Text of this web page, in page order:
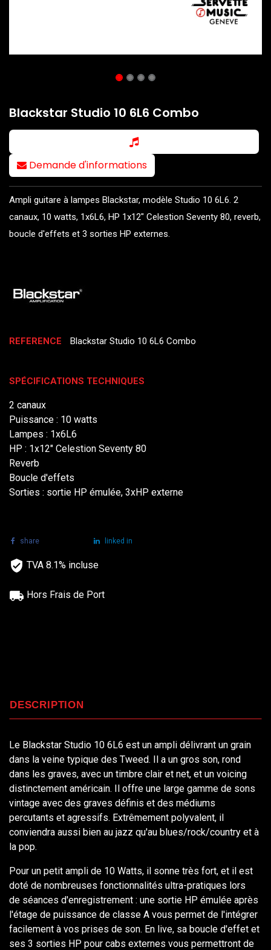
Blackstar Studio 10 6L6 Combo
Demande d'informations
Ampli guitare à lampes Blackstar, modèle Studio 10 6L6. 2
canaux, 10 watts, 1x6L6, HP 1x12" Celestion Seventy 80, reverb,
boucle d'effets et 3 sorties HP externes.
REFERENCE Blackstar Studio 10 6L6 Combo
SPÉCIFICATIONS TECHNIQUES
2 canaux
Puissance : 10 watts
Lampes : 1x6L6
HP : 1x12" Celestion Seventy 80
Reverb
Boucle d'effets
Sorties : sortie HP émulée, 3xHP externe
share linked in
TVA 8.1% incluse
Hors Frais de Port
DESCRIPTION
Le Blackstar Studio 10 6L6 est un ampli délivrant un grain
dans la veine typique des Tweed. Il a un gros son, rond
dans les graves, avec un timbre clair et net, et un voicing
distinctement américain. Il offre une large gamme de sons
vintage avec des graves définis et des médiums
percutants et agressifs. Extrêmement polyvalent, il
conviendra aussi bien au jazz qu'au blues/rock/country et à
la pop.
Pour un petit ampli de 10 Watts, il sonne très fort, et il est
doté de nombreuses fonctionnalités ultra-pratiques lors
de séances d'enregistrement : une sortie HP émulée après
l'étage de puissance de classe A vous permet de l'intégrer
facilement à vos prises de son. En live, sa boucle d'effet et
ses 3 sorties HP pour cabs externes vous permettront de